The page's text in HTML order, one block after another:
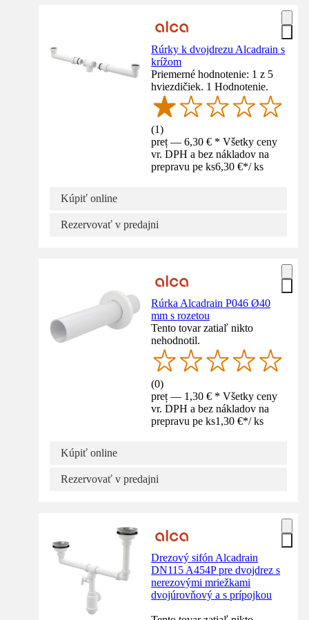
Rúrky k dvojdrezu Alcadrain s
krížom
Priemerné hodnotenie: 1 z 5
hviezdičiek. 1 Hodnotenie.
(1)
preț — 6,30 € * Všetky ceny
vr. DPH a bez nákladov na
prepravu pe ks6,30 €*/ ks
Kúpiť online
Rezervovať v predajni
Rúrka Alcadrain P046 Ø40
mm s rozetou
Tento tovar zatiaľ nikto
nehodnotil.
(0)
preț — 1,30 € * Všetky ceny
vr. DPH a bez nákladov na
prepravu pe ks1,30 €*/ ks
Kúpiť online
Rezervovať v predajni
Drezový sifón Alcadrain
DN115 A454P pre dvojdrez s
nerezovými mriežkami
dvojúrovňový a s prípojkou